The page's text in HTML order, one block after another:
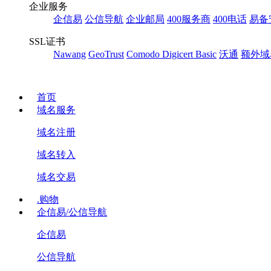
企业服务
企信易 公信导航 企业邮局 400服务商 400电话 易备
SSL证书
Nawang GeoTrust Comodo Digicert Basic 沃通 额外域
首页
域名服务
域名注册
域名转入
域名交易
.购物
企信易/公信导航
企信易
公信导航